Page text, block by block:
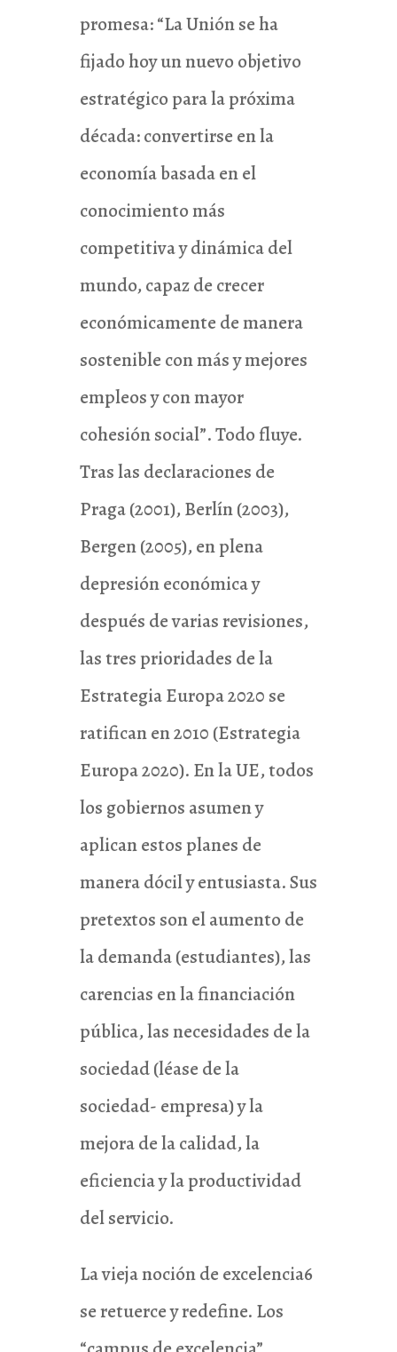
promesa: “La Unión se ha
fijado hoy un nuevo objetivo
estratégico para la próxima
década: convertirse en la
economía basada en el
conocimiento más
competitiva y dinámica del
mundo, capaz de crecer
económicamente de manera
sostenible con más y mejores
empleos y con mayor
cohesión social”. Todo fluye.
Tras las declaraciones de
Praga (2001), Berlín (2003),
Bergen (2005), en plena
depresión económica y
después de varias revisiones,
las tres prioridades de la
Estrategia Europa 2020 se
ratifican en 2010 (Estrategia
Europa 2020). En la UE, todos
los gobiernos asumen y
aplican estos planes de
manera dócil y entusiasta. Sus
pretextos son el aumento de
la demanda (estudiantes), las
carencias en la financiación
pública, las necesidades de la
sociedad (léase de la
sociedad- empresa) y la
mejora de la calidad, la
eficiencia y la productividad
del servicio.
La vieja noción de excelencia6
se retuerce y redefine. Los